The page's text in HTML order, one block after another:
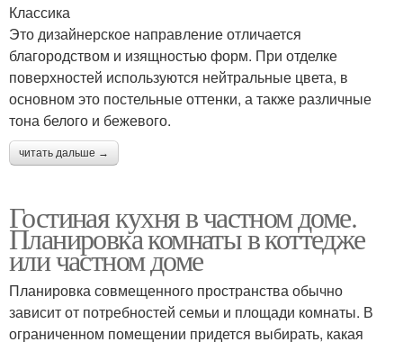
Классика
Это дизайнерское направление отличается
благородством и изящностью форм. При отделке
поверхностей используются нейтральные цвета, в
основном это постельные оттенки, а также различные
тона белого и бежевого.
читать дальше →
Гостиная кухня в частном доме.
Планировка комнаты в коттедже
или частном доме
Планировка совмещенного пространства обычно
зависит от потребностей семьи и площади комнаты. В
ограниченном помещении придется выбирать, какая